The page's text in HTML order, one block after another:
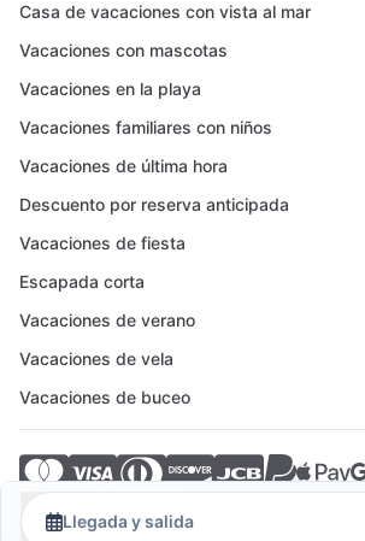
Llegada y salida
Casa de vacaciones con vista al mar
Vacaciones con mascotas
Vacaciones en la playa
Vacaciones familiares con niños
Vacaciones de última hora
Descuento por reserva anticipada
Vacaciones de fiesta
Escapada corta
Vacaciones de verano
Vacaciones de vela
Vacaciones de buceo